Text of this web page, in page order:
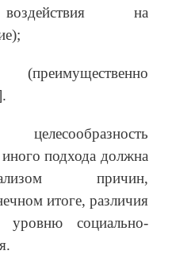
воздействия на
подхода должна
причин,
итоге, различия
социально-